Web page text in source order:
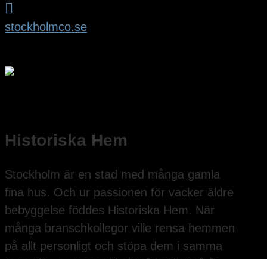

stockholmco.se
Historiska Hem
Stockholm är en stad med många gamla
fina hus. Och ur passionen för vacker äldre
bebyggelse föddes Historiska Hem. När
många branschkollegor ville rensa hemmen
på allt personligt och stöpa dem i samma